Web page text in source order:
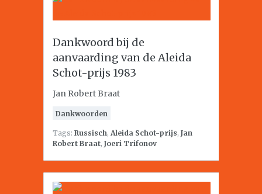
Dankwoord bij de
aanvaarding van de Aleida
Schot-prijs 1983
Jan Robert Braat
Dankwoorden
Tags: Russisch, Aleida Schot-prijs, Jan
Robert Braat, Joeri Trifonov